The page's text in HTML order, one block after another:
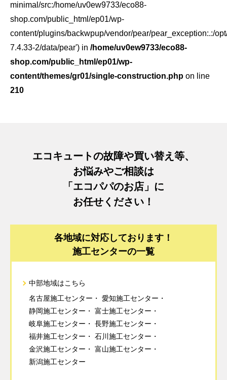
minimal/src:/home/uv0ew9733/eco88-
shop.com/public_html/ep01/wp-
content/plugins/backwpup/vendor/pear/pear_exception:.:/
7.4.33-2/data/pear') in /home/uv0ew9733/eco88-
shop.com/public_html/ep01/wp-
content/themes/gr01/single-construction.php on line
210
エコキュートの故障や買い替え等、
お悩みやご相談は
「エコパパのお店」に
お任せください！
各地域に対応しております！
施工センターの一覧
中部地域はこちら
名古屋施工センター
愛知施工センター
静岡施工センター
富士施工センター
岐阜施工センター
長野施工センター
福井施工センター
石川施工センター
金沢施工センター
富山施工センター
新潟施工センター